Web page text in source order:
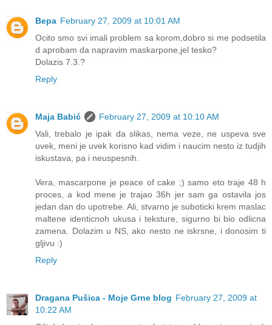
Вера February 27, 2009 at 10:01 AM
Ocito smo svi imali problem sa korom,dobro si me podsetila
d aprobam da napravim maskarpone,jel tesko?
Dolazis 7.3.?
Reply
Maja Babić
February 27, 2009 at 10:10 AM
Vali, trebalo je ipak da slikas, nema veze, ne uspeva sve
uvek, meni je uvek korisno kad vidim i naucim nesto iz tudjih
iskustava, pa i neuspesnih.
Vera, mascarpone je peace of cake ;) samo eto traje 48 h
proces, a kod mene je trajao 36h jer sam ga ostavila jos
jedan dan do upotrebe. Ali, stvarno je suboticki krem maslac
maltene identicnoh ukusa i teksture, sigurno bi bio odlicna
zamena. Dolazim u NS, ako nesto ne iskrsne, i donosim ti
gljivu :)
Reply
Dragana Pušica - Moje Grne blog February 27, 2009 at
10:22 AM